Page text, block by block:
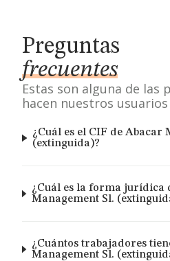
Preguntas
frecuentes
Estas son alguna de las
hacen nuestros usuarios
¿Cuál es el CIF de Abacar
(extinguida)?
¿Cuál es la forma jurídica
Management Sl.
¿Cuántos trabajadores
Management Sl.